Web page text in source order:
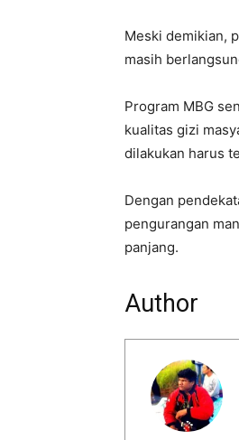
Meski demikian,
masih
Program MBG
kualitas gizi
dilakukan harus
Dengan
pengurangan
panjang.
Author